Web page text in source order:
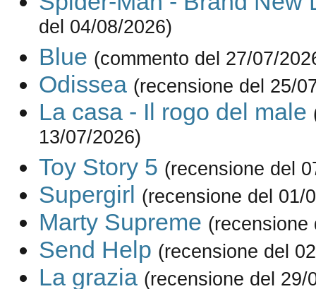
del 04/08/2026)
Blue (commento del 27/07/
Odissea (recensione del 25/
La casa - Il rogo del male
13/07/2026)
Toy Story 5 (recensione del
Supergirl (recensione del 01/
Marty Supreme (recensione
Send Help (recensione del
La grazia (recensione del 29/